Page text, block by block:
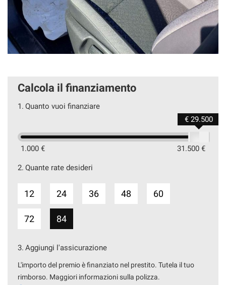
Calcola il finanziamento
1. Quanto vuoi finanziare
1.000 € 31.500 €
€ 29.500
2. Quante rate desideri
12 24 36 48 60
72 84
3. Aggiungi l'assicurazione
L'importo del premio è finanziato nel prestito. Tutela il tuo
rimborso. Maggiori informazioni sulla polizza.